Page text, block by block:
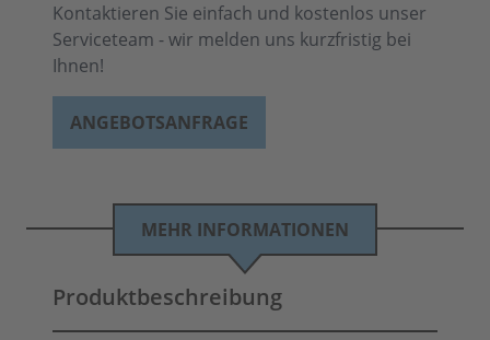
Kontaktieren Sie einfach und kostenlos unser
Serviceteam - wir melden uns kurzfristig bei
Ihnen!
ANGEBOTSANFRAGE
MEHR INFORMATIONEN
Produktbeschreibung